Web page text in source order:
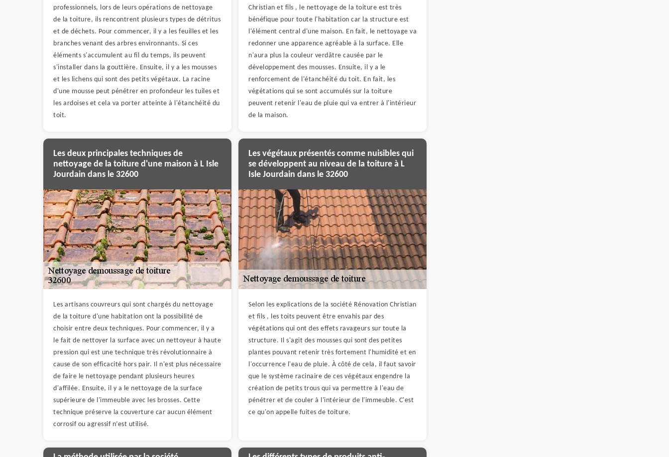
professionnels, lors de leurs opérations de nettoyage
de la toiture, ils rencontrent plusieurs types de détritus
et de déchets. Pour commencer, il y a les feuilles et les
branches venant des arbres environnants. Si ces
éléments s'accumulent au fil du temps, ils peuvent
s'installer dans la gouttière. Ensuite, il y a les mousses
et les lichens qui sont des petits végétaux. La racine
d'une mousse peut pénétrer en profondeur les tuiles et
les ardoises et cela va porter atteinte à l'étanchéité du
toit.
Christian et fils , le nettoyage de la toiture est très
bénéfique pour toute l'habitation car la structure est
l'élément central d'une maison. En fait, le nettoyage va
redonner une apparence agréable à la surface. Elle
n'aura plus la couleur verdâtre causée par le
développement des mousses. Ensuite, il y a le
renforcement de l'étanchéité du toit. En fait, les
végétations qui se sont accumulés sur la toiture
peuvent retenir l'eau de pluie qui va entrer à l'intérieur
de la maison.
Les deux principales techniques de
nettoyage de la toiture d'une maison à L Isle
Jourdain dans le 32600
Les artisans couvreurs qui sont chargés du nettoyage
de la toiture d'une habitation ont la possibilité de
choisir entre deux techniques. Pour commencer, il y a
le fait de nettoyer la surface avec un nettoyeur à haute
pression qui est une technique très révolutionnaire à
cause de son efficacité hors pair. Il n'est plus nécessaire
de faire le nettoyage pendant plusieurs heures
d'affilée. Ensuite, il y a le nettoyage de la surface
supérieure de l'immeuble avec les brosses. Cette
technique préserve la couverture car aucun élément
corrosif ou agressif n’est utilisé.
Les végétaux présentés comme nuisibles qui
se développent au niveau de la toiture à L
Isle Jourdain dans le 32600
Selon les explications de la société Rénovation Christian
et fils , les toits peuvent être envahis par des
végétations qui ont des effets ravageurs sur toute la
structure. Il s'agit des mousses qui sont des petites
plantes pouvant retenir très fortement l'humidité et en
l'occurrence l'eau de pluie. À côté de cela, il faut savoir
que le système racinaire de ces végétaux engendre la
création de petits trous qui va permettre à l'eau de
pénétrer et de couler à l'intérieur de l'immeuble. C'est
ce qu'on appelle fuites de toiture.